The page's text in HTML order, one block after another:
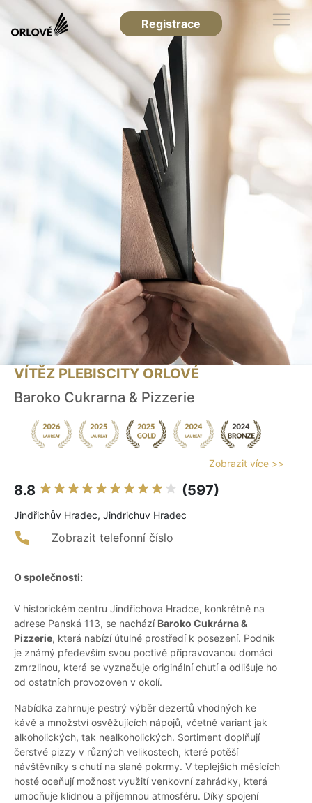
Registrace
VÍTĚZ PLEBISCITY ORLOVÉ
Baroko Cukrarna & Pizzerie
Zobrazit více >>
8.8 (597)
Jindřichův Hradec, Jindrichuv Hradec
Zobrazit telefonní číslo
O společnosti:
V historickém centru Jindřichova Hradce, konkrétně na
adrese Panská 113, se nachází Baroko Cukrárna &
Pizzerie, která nabízí útulné prostředí k posezení. Podnik
je známý především svou poctivě připravovanou domácí
zmrzlinou, která se vyznačuje originální chutí a odlišuje ho
od ostatních provozoven v okolí.
Nabídka zahrnuje pestrý výběr dezertů vhodných ke
kávě a množství osvěžujících nápojů, včetně variant jak
alkoholických, tak nealkoholických. Sortiment doplňují
čerstvé pizzy v různých velikostech, které potěší
návštěvníky s chutí na slané pokrmy. V teplejších měsících
hosté oceňují možnost využití venkovní zahrádky, která
umocňuje klidnou a příjemnou atmosféru. Díky spojení